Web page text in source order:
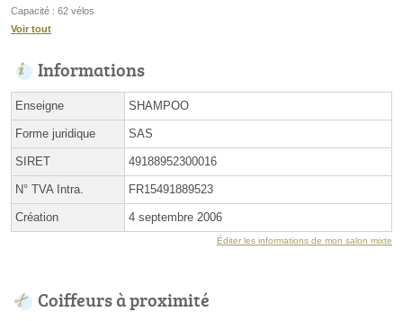
Capacité : 62 vélos
Voir tout
Informations
Enseigne SHAMPOO
Forme juridique SAS
SIRET 49188952300016
N° TVA Intra. FR15491889523
Création 4 septembre 2006
Éditer les informations de mon salon mixte
Coiffeurs à proximité